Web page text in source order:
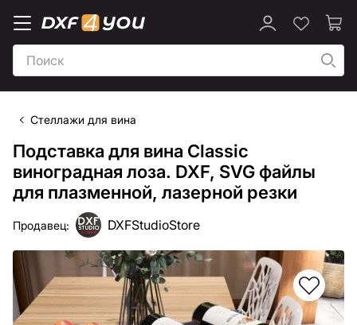
Стеллажи для вина
Подставка для вина Classic
виноградная лоза. DXF, SVG файлы
для плазменной, лазерной резки
Продавец: DXFStudioStore